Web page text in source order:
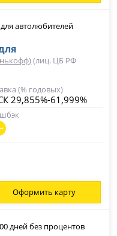
(лиц. ЦБ РФ
(% годовых)
29,855%-61,999%
Оформить карту